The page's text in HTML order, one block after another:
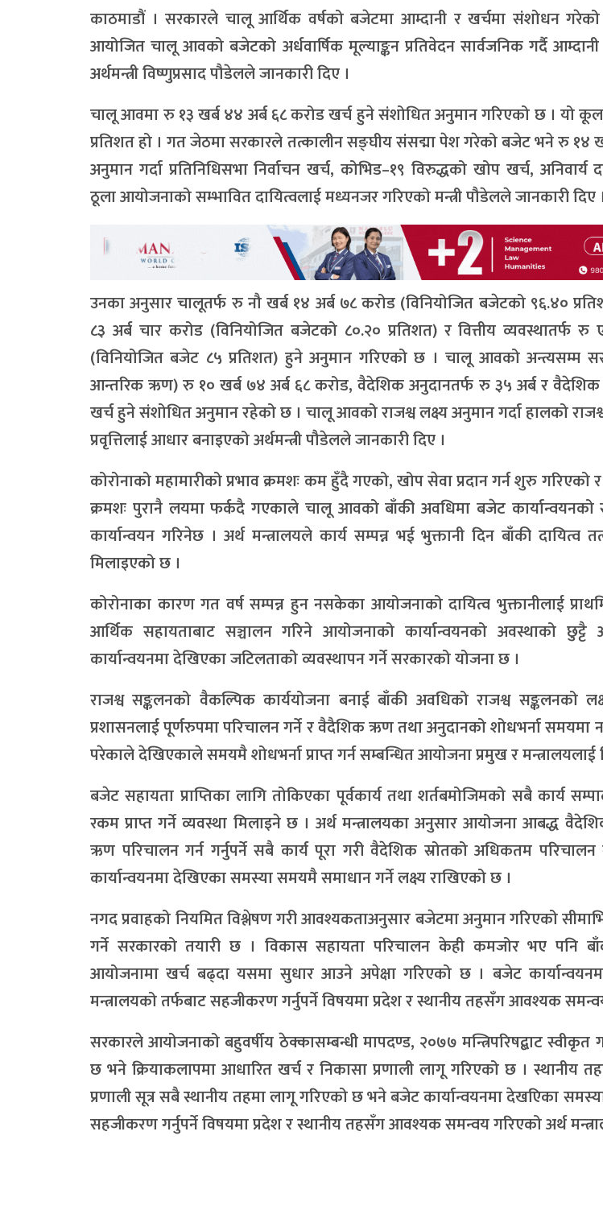
काठमाडौं । सरकारले चालू आर्थिक वर्षको बजेटमा आम्दानी र खर्चमा संशोधन
आयोजित चालू आवको बजेटको अर्धवार्षिक मूल्याङ्कन प्रतिवेदन सार्वजनिक गर्दै
अर्थमन्त्री विष्णुप्रसाद पौडेलले जानकारी दिए ।
चालू आवमा रु १३ खर्ब ४४ अर्ब ६८ करोड खर्च हुने संशोधित अनुमान गरिएको छ । यो
प्रतिशत हो । गत जेठमा सरकारले तत्कालीन सङ्घीय संसद्मा पेश गरेको बजेट भने रु १४
अनुमान गर्दा प्रतिनिधिसभा निर्वाचन खर्च, कोभिड–१९ विरुद्धको खोप खर्च, अनिवार्य
ठूला आयोजनाको सम्भावित दायित्वलाई मध्यनजर गरिएको मन्त्री पौडेलले जानकारी दिए ।
उनका अनुसार चालूतर्फ रु नौ खर्ब १४ अर्ब ७८ करोड (विनियोजित बजेटको ९६.४०
८३ अर्ब चार करोड (विनियोजित बजेटको ८०.२० प्रतिशत) र वित्तीय व्यवस्थातर्फ
(विनियोजित बजेट ८५ प्रतिशत) हुने अनुमान गरिएको छ । चालू आवको अन्त्यसम्म
आन्तरिक ऋण) रु १० खर्ब ७४ अर्ब ६८ करोड, वैदेशिक अनुदानतर्फ रु ३५ अर्ब र
खर्च हुने संशोधित अनुमान रहेको छ । चालू आवको राजश्व लक्ष्य अनुमान गर्दा हालको
प्रवृत्तिलाई आधार बनाइएको अर्थमन्त्री पौडेलले जानकारी दिए ।
कोरोनाको महामारीको प्रभाव क्रमशः कम हुँदै गएको, खोप सेवा प्रदान गर्न शुरु
क्रमशः पुरानै लयमा फर्कदै गएकाले चालू आवको बाँकी अवधिमा बजेट कार्यान्वयनको
कार्यान्वयन गरिनेछ । अर्थ मन्त्रालयले कार्य सम्पन्न भई भुक्तानी दिन बाँकी दायित्व
मिलाइएको छ ।
कोरोनाका कारण गत वर्ष सम्पन्न हुन नसकेका आयोजनाको दायित्व भुक्तानीलाई
आर्थिक सहायताबाट सञ्चालन गरिने आयोजनाको कार्यान्वयनको अवस्थाको छुट्टै
कार्यान्वयनमा देखिएका जटिलताको व्यवस्थापन गर्ने सरकारको योजना छ ।
राजश्व सङ्कलनको वैकल्पिक कार्ययोजना बनाई बाँकी अवधिको राजश्व सङ्कलनको
प्रशासनलाई पूर्णरुपमा परिचालन गर्ने र वैदैशिक ऋण तथा अनुदानको शोधभर्ना समयमा
परेकाले देखिएकाले समयमै शोधभर्ना प्राप्त गर्न सम्बन्धित आयोजना प्रमुख र
बजेट सहायता प्राप्तिका लागि तोकिएका पूर्वकार्य तथा शर्तबमोजिमको सबै कार्य
रकम प्राप्त गर्ने व्यवस्था मिलाइने छ । अर्थ मन्त्रालयका अनुसार आयोजना आबद्ध
ऋण परिचालन गर्न गर्नुपर्ने सबै कार्य पूरा गरी वैदेशिक स्रोतको अधिकतम
कार्यान्वयनमा देखिएका समस्या समयमै समाधान गर्ने लक्ष्य राखिएको छ ।
नगद प्रवाहको नियमित विश्लेषण गरी आवश्यकताअनुसार बजेटमा अनुमान गरिएको
गर्ने सरकारको तयारी छ । विकास सहायता परिचालन केही कमजोर भए पनि
आयोजनामा खर्च बढ्दा यसमा सुधार आउने अपेक्षा गरिएको छ । बजेट
मन्त्रालयको तर्फबाट सहजीकरण गर्नुपर्ने विषयमा प्रदेश र स्थानीय तहसँग आवश्यक
सरकारले आयोजनाको बहुवर्षीय ठेक्कासम्बन्धी मापदण्ड, २०७७ मन्त्रिपरिषद्बाट स्वीकृत
छ भने क्रियाकलापमा आधारित खर्च र निकासा प्रणाली लागू गरिएको छ । स्थानीय
प्रणाली सूत्र सबै स्थानीय तहमा लागू गरिएको छ भने बजेट कार्यान्वयनमा देखएिका
सहजीकरण गर्नुपर्ने विषयमा प्रदेश र स्थानीय तहसँग आवश्यक समन्वय गरिएको अर्थ